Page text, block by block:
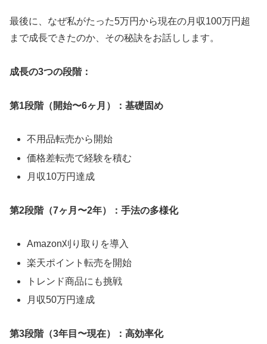
最後に、なぜ私がたった5万円から現在の月収100万円超
まで成長できたのか、その秘訣をお話しします。
成長の3つの段階：
第1段階（開始〜6ヶ月）：基礎固め
不用品転売から開始
価格差転売で経験を積む
月収10万円達成
第2段階（7ヶ月〜2年）：手法の多様化
Amazon刈り取りを導入
楽天ポイント転売を開始
トレンド商品にも挑戦
月収50万円達成
第3段階（3年目〜現在）：高効率化